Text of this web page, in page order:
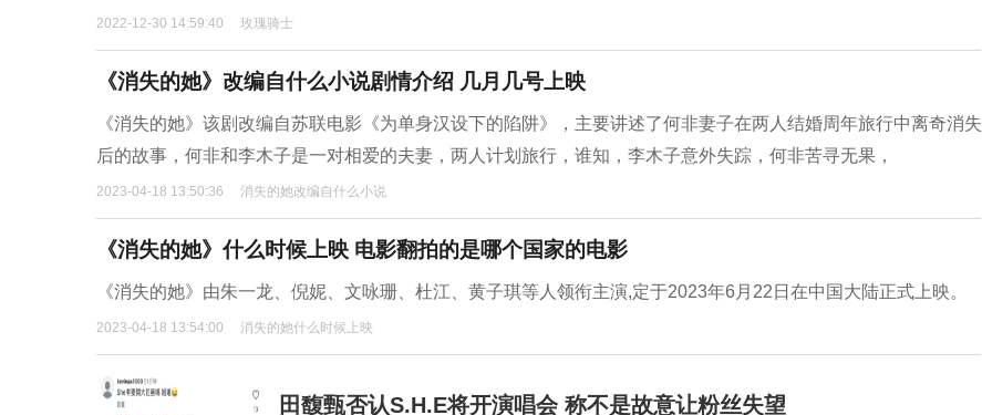
2022-12-30 14:59:40 玫瑰骑士
《消失的她》改编自什么小说剧情介绍 几月几号上映
《消失的她》该剧改编自苏联电影《为单身汉设下的陷阱》，主要讲述了何非妻子在两人结婚周年旅行中离奇消失
后的故事，何非和李木子是一对相爱的夫妻，两人计划旅行，谁知，李木子意外失踪，何非苦寻无果，
2023-04-18 13:50:36 消失的她改编自什么小说
《消失的她》什么时候上映 电影翻拍的是哪个国家的电影
​《消失的她》由朱一龙、倪妮、文咏珊、杜江、黄子琪等人领衔主演,定于2023年6月22日在中国大陆正式上映。
2023-04-18 13:54:00 消失的她什么时候上映
田馥甄否认S.H.E将开演唱会 称不是故意让粉丝失望